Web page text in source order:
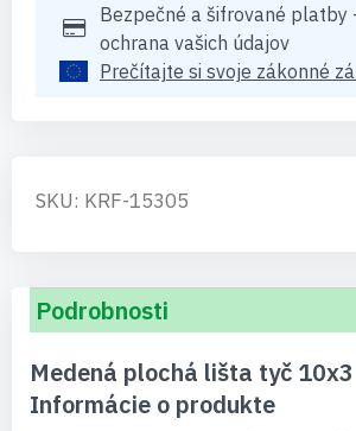
Bezpečné a šifrované platby
ochrana vašich údajov
Prečítajte si svoje zákonné
SKU: KRF-15305
Podrobnosti
Medená plochá lišta tyč
Informácie o produkte